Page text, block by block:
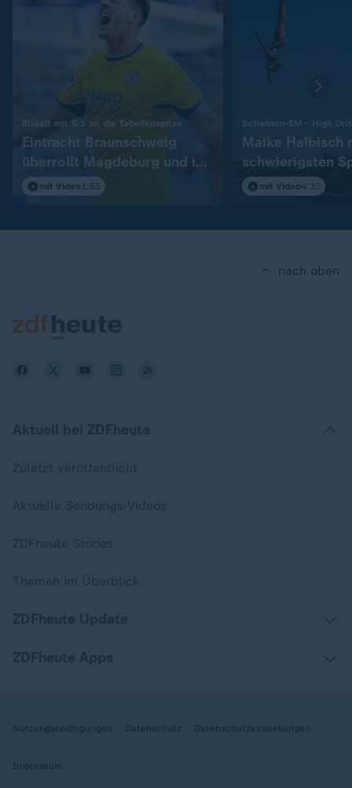
Eiskalt mit 6:1 an die Tabellenspitze
Eintracht Braunschweig
überrollt Magdeburg und ist
Erster
mit Video 1:55
Schwimm-EM - High
Maike Halbisch
schwierigsten
Bronze
mit Video4:32
nach oben
Nutzungsbedingungen Datenschutz Datenschutzeinstellungen
Impressum